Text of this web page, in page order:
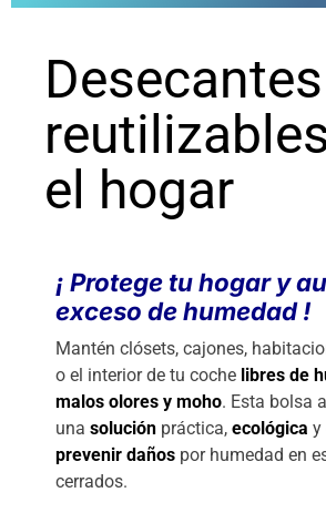
Desecantes
el hogar
¡ Protege tu hogar y
exceso de humedad !
Mantén clósets, cajones,
o el interior de tu coche libres de
malos olores y moho. Esta bolsa
una solución práctica, ecológica y
prevenir daños por humedad en
cerrados.